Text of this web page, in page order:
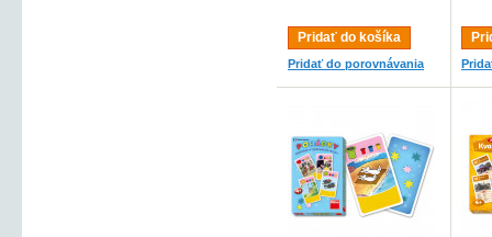
Pridať do košíka
Pridať do porovnávania